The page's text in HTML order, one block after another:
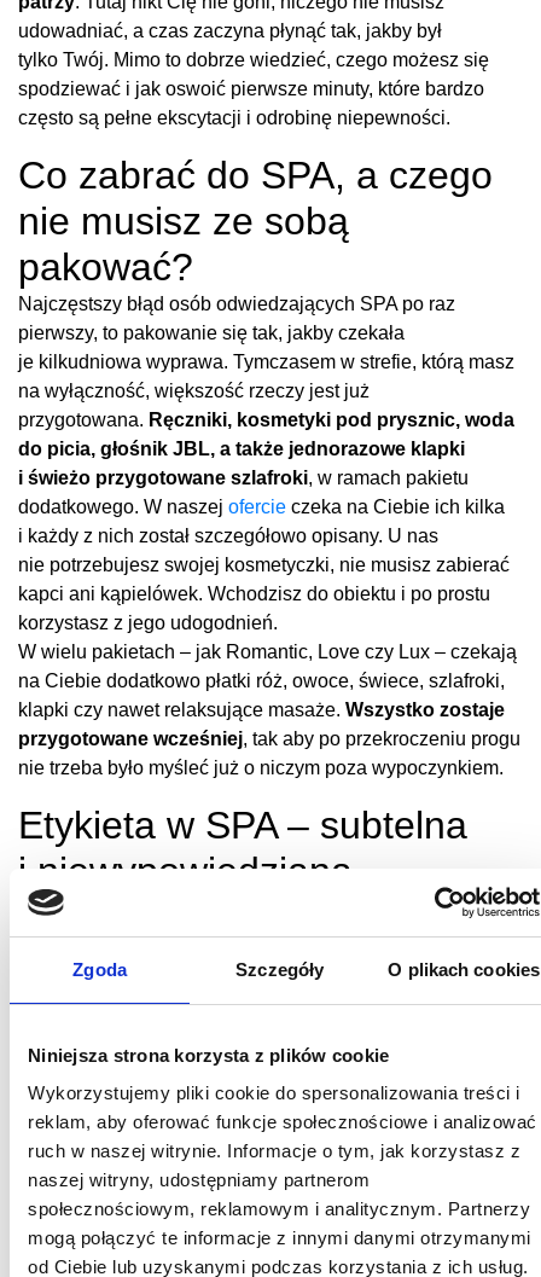
Zgoda Szczegóły O plikach cookies
Niniejsza strona korzysta z plików cookie
Wykorzystujemy pliki cookie do spersonalizowania treści i
reklam, aby oferować funkcje społecznościowe i analizować
ruch w naszej witrynie. Informacje o tym, jak korzystasz z
naszej witryny, udostępniamy partnerom
społecznościowym, reklamowym i analitycznym. Partnerzy
mogą połączyć te informacje z innymi danymi otrzymanymi
od Ciebie lub uzyskanymi podczas korzystania z ich usług.
udowadniać, a czas zaczyna płynąć tak, jakby był
tylko Twój. Mimo to dobrze wiedzieć, czego możesz się
spodziewać i jak oswoić pierwsze minuty, które bardzo
często są pełne ekscytacji i odrobinę niepewności.
Co zabrać do SPA, a czego
nie musisz ze sobą
pakować?
Najczęstszy błąd osób odwiedzających SPA po raz
pierwszy, to pakowanie się tak, jakby czekała
je kilkudniowa wyprawa. Tymczasem w strefie, którą masz
na wyłączność, większość rzeczy jest już
przygotowana. Ręczniki, kosmetyki pod prysznic, woda
do picia, głośnik JBL, a także jednorazowe klapki
i świeżo przygotowane szlafroki, w ramach pakietu
dodatkowego. W naszej ofercie czeka na Ciebie ich kilka
i każdy z nich został szczegółowo opisany. U nas
nie potrzebujesz swojej kosmetyczki, nie musisz zabierać
kapci ani kąpielówek. Wchodzisz do obiektu i po prostu
korzystasz z jego udogodnień.
W wielu pakietach – jak Romantic, Love czy Lux – czekają
na Ciebie dodatkowo płatki róż, owoce, świece, szlafroki,
klapki czy nawet relaksujące masaże. Wszystko zostaje
przygotowane wcześniej, tak aby po przekroczeniu progu
nie trzeba było myśleć już o niczym poza wypoczynkiem.
Etykieta w SPA – subtelna
i niewypowiedziana
Etykieta w SPA nie polega na zasadach wypisanych
na ścianach drukowanymi literami. Tu wiele rzeczy
rozumie się bez słów. Nie musisz wiedzieć, co robić „krok
przed wejściem do jacuzzi lub sauny (to ważne m.in. dla
czystości wód i urządzeń). Poza tym – wystarczy pozwolić
sobie na
płynne przejście od gwaru codzienności
i natłoku obowiązków do błogiej ciszy, która zawsze
panuje w środku i strefy wolnej od zobowiązań
Telefon? Najlepiej odłóż go na bok. Nie będzie
Ci tu potrzebny. Ten świat działa bez powiadomień.